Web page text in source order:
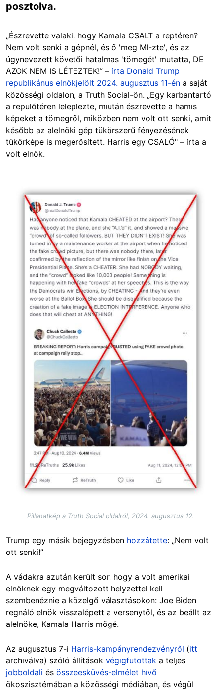
posztolva.
„Észrevette valaki, hogy Kamala CSALT a reptéren?
Nem volt senki a gépnél, és ő 'meg MI-zte', és az
úgynevezett követői hatalmas 'tömegét' mutatta, DE
AZOK NEM IS LÉTEZTEK!” – írta Donald Trump
republikánus elnökjelölt 2024. augusztus 11-én a saját
közösségi oldalon, a Truth Social-ön. „Egy karbantartó
a repülőtéren leleplezte, miután észrevette a hamis
képeket a tömegről, miközben nem volt ott senki, amit
később az alelnöki gép tükörszerű fényezésének
tükörképe is megerősített. Harris egy CSALÓ" – írta a
volt elnök.
Image
Pillanatkép a Truth Social oldalról, 2024. augusztus 12.
Trump egy másik bejegyzésben hozzátette: „Nem volt
ott senki!”
A vádakra azután került sor, hogy a volt amerikai
elnöknek egy megváltozott helyzettel kell
szembenéznie a közelgő választásokon: Joe Biden
regnáló elnök visszalépett a versenytől, és az beállt az
alelnöke, Kamala Harris mögé.
Az augusztus 7-i Harris-kampányrendezvényről (itt
archiválva) szóló állítások végigfutottak a teljes
jobboldali és összeesküvés-elmélet hívő
ökoszisztémában a közösségi médiában, és végül